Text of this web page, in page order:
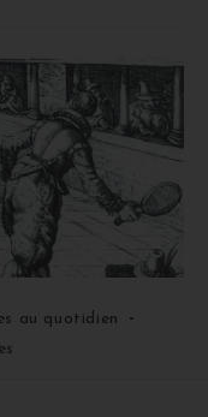
au quotidien